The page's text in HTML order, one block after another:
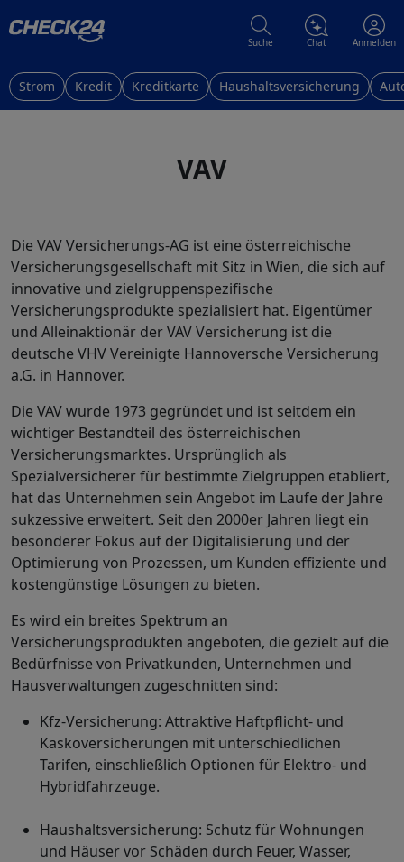
Suche Chat Anmelden
Strom Kredit Kreditkarte Haushaltsversicherung
VAV
Die VAV Versicherungs-AG ist eine österreichische
Versicherungsgesellschaft mit Sitz in Wien, die sich auf
innovative und zielgruppenspezifische
Versicherungsprodukte spezialisiert hat. Eigentümer
und Alleinaktionär der VAV Versicherung ist die
deutsche VHV Vereinigte Hannoversche Versicherung
a.G. in Hannover.
Die VAV wurde 1973 gegründet und ist seitdem ein
wichtiger Bestandteil des österreichischen
Versicherungsmarktes. Ursprünglich als
Spezialversicherer für bestimmte Zielgruppen etabliert,
hat das Unternehmen sein Angebot im Laufe der Jahre
sukzessive erweitert. Seit den 2000er Jahren liegt ein
besonderer Fokus auf der Digitalisierung und der
Optimierung von Prozessen, um Kunden effiziente und
kostengünstige Lösungen zu bieten.
Es wird ein breites Spektrum an
Versicherungsprodukten angeboten, die gezielt auf die
Bedürfnisse von Privatkunden, Unternehmen und
Hausverwaltungen zugeschnitten sind:
Kfz-Versicherung: Attraktive Haftpflicht- und
Kaskoversicherungen mit unterschiedlichen
Tarifen, einschließlich Optionen für Elektro- und
Hybridfahrzeuge.
Haushaltsversicherung: Schutz für Wohnungen
und Häuser vor Schäden durch Feuer, Wasser,